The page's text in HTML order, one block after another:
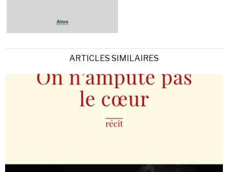
ARTICLES SIMILAIRES